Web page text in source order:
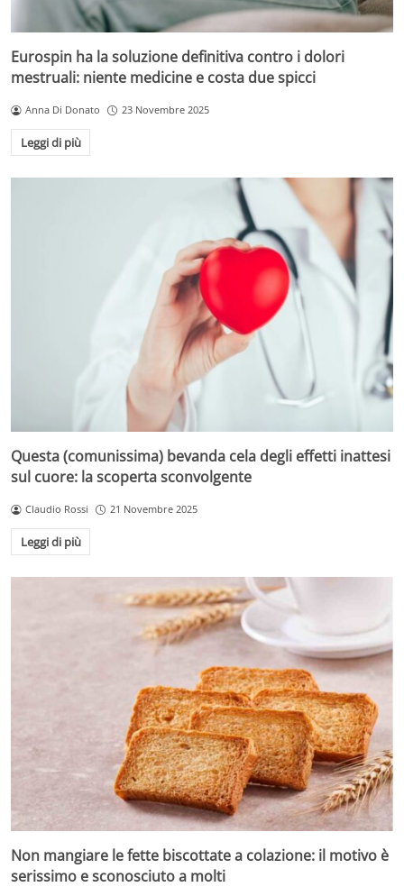
Eurospin ha la soluzione definitiva contro i dolori
mestruali: niente medicine e costa due spicci
Anna Di Donato 23 Novembre 2025
Leggi di più
Questa (comunissima) bevanda cela degli effetti inattesi
sul cuore: la scoperta sconvolgente
Claudio Rossi 21 Novembre 2025
Leggi di più
Non mangiare le fette biscottate a colazione: il motivo è
serissimo e sconosciuto a molti